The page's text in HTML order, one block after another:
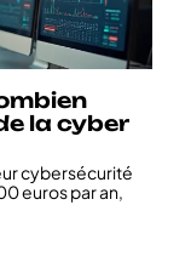
la cyber
cybersécurité
euros par an,